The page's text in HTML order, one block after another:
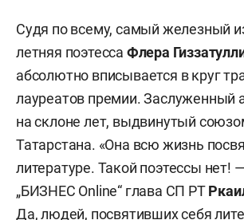
и градостроительства
в Нижнекамске: Соборная мечеть,
экопарк «Оазис» в п. г. т.
экопарк пос. Красный ключ,
спортивный комплекс «Ильинка»
18)Фаяз ШариповичХузин:цикл
Судя по всему, самый железный
летняя поэтесса Флера
абсолютно вписывается в круг
лауреатов премии. Заслуженный
на склоне лет, выдвинутый
Татарстана. «Она всю жизнь
литературе. Такой поэтессы нет!
„БИЗНЕС Online“ глава СП РТ
Да, людей, посвятивших себя